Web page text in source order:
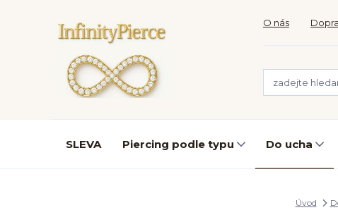
O nás
SLEVA Piercing podle typu Do ucha
Úvod